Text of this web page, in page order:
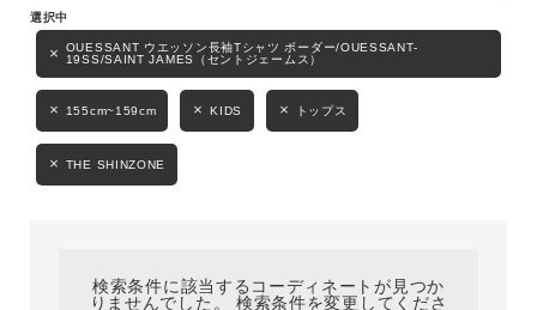
性別OUESSANT ウエッソン長袖Tシャツ ボーダー/OUESSANT-
19SS/SAINT JAMES（セントジェームス）
155cm~159cm KIDS トップス
THE SHINZONE
検索条件に該当するコーディネートが見つか
りませんでした。 検索条件を変更してくださ